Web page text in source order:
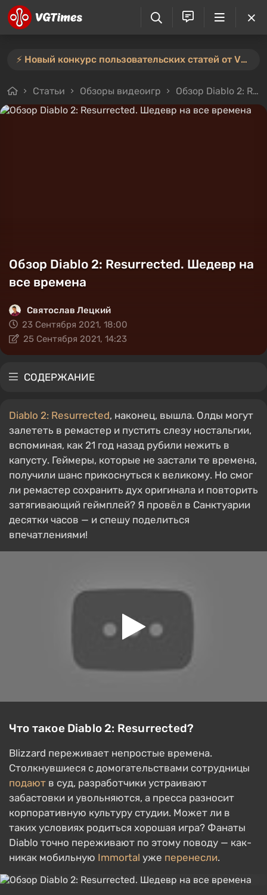
⚡️ Новый конкурс пользовательских статей от VGTimes — участвуйте тут ⚡️
Статьи Обзоры видеоигр Обзор Diablo 2: Resurrected. Шедевр на все времена
Обзор Diablo 2: Resurrected. Шедевр на
все времена
Святослав Лецкий
23 Сентября 2021, 18:00
25 Сентября 2021, 14:23
СОДЕРЖАНИЕ
Diablo 2: Resurrected, наконец, вышла. Олды могут
залететь в ремастер и пустить слезу ностальгии,
вспоминая, как 21 год назад рубили нежить в
капусту. Геймеры, которые не застали те времена,
получили шанс прикоснуться к великому. Но смог
ли ремастер сохранить дух оригинала и повторить
затягивающий геймплей? Я провёл в Санктуарии
десятки часов — и спешу поделиться
впечатлениями!
Что такое Diablo 2: Resurrected?
Blizzard переживает непростые времена.
Столкнувшиеся с домогательствами сотрудницы
подают в суд, разработчики устраивают
забастовки и увольняются, а пресса разносит
корпоративную культуру студии. Может ли в
таких условиях родиться хорошая игра? Фанаты
Diablo точно переживают по этому поводу — как-
никак мобильную Immortal уже перенесли.